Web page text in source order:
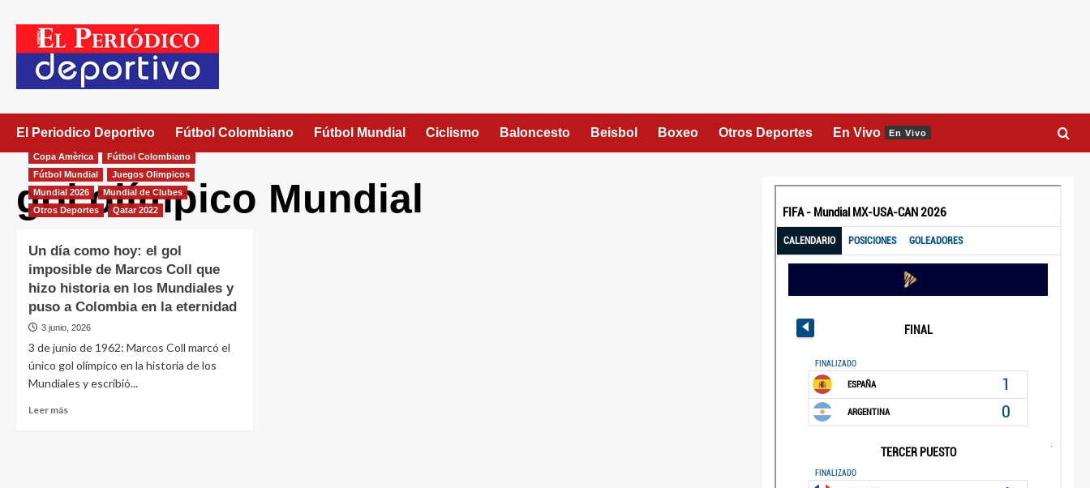
El Periodico Deportivo Fútbol Colombiano Fútbol Mundial Ciclismo Baloncesto Beisbol Boxeo Otros Deportes En Vivo En Vivo
gol olímpico Mundial
Copa Amèrica
Fútbol Colombiano
Fútbol Mundial
Juegos Olimpicos
Mundial 2026
Mundial de Clubes
Otros Deportes
Qatar 2022
Un día como hoy: el gol
imposible de Marcos Coll que
hizo historia en los Mundiales y
puso a Colombia en la eternidad
3 junio, 2026
3 de junio de 1962: Marcos Coll marcó el
único gol olímpico en la historia de los
Mundiales y escribió...
Leer más